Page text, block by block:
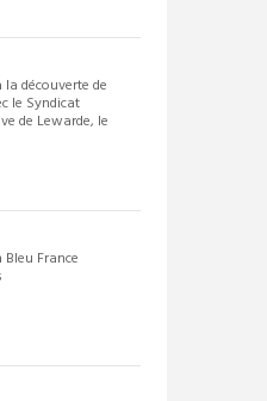
la découverte de
le Syndicat
de Lewarde, le
France